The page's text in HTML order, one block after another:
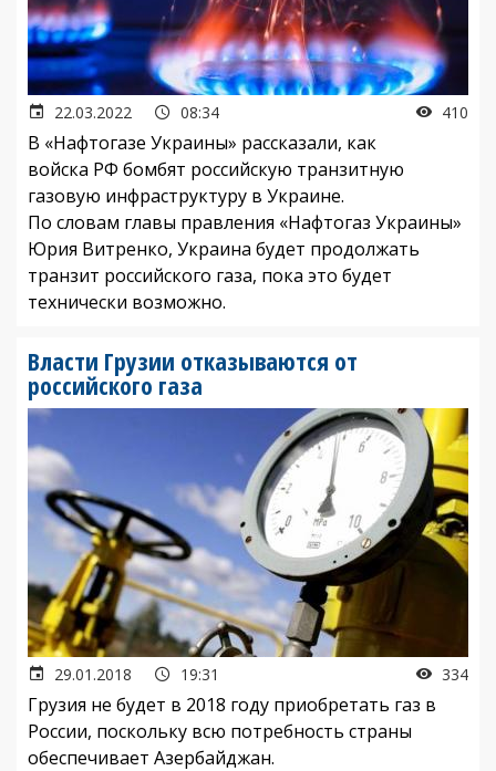
22.03.2022 08:34 410
В «Нафтогазе Украины» рассказали, как
войска РФ бомбят российскую транзитную
газовую инфраструктуру в Украине.
По словам главы правления «Нафтогаз Украины»
Юрия Витренко, Украина будет продолжать
транзит российского газа, пока это будет
технически возможно.
Власти Грузии отказываются от
российского газа
29.01.2018 19:31 334
Грузия не будет в 2018 году приобретать газ в
России, поскольку всю потребность страны
обеспечивает Азербайджан.